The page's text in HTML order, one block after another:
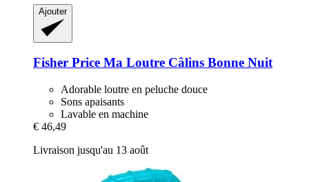
Ajouter
Fisher Price Ma Loutre Câlins Bonne Nuit
Adorable loutre en peluche douce
Sons apaisants
Lavable en machine
€ 46,49
Livraison jusqu'au 13 août